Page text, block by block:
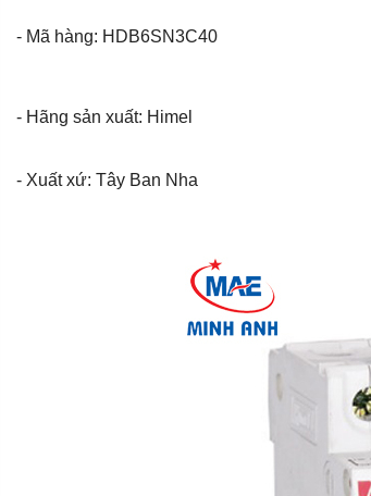
- Mã hàng: HDB6SN3C40
- Hãng sản xuất: Himel
- Xuất xứ: Tây Ban Nha